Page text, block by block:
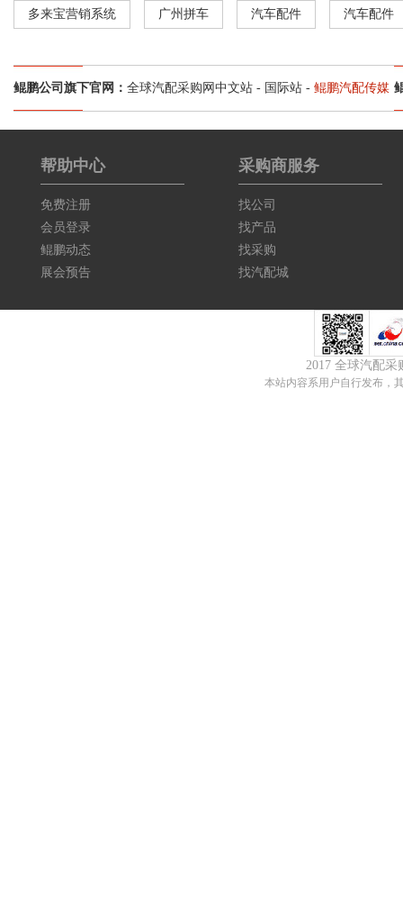
多来宝营销系统 广州拼车 汽车配件 汽车配件
鲲鹏公司旗下官网： 全球汽配采购网中文站 - 国际站 - 鲲鹏汽配传媒
帮助中心
免费注册
会员登录
鲲鹏动态
展会预告
采购商服务
找公司
找产品
找采购
找汽配城
2017 全球汽配
本站内容系用户自行发布，